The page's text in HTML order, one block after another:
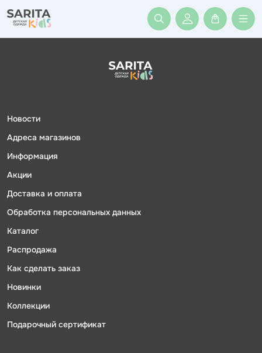
Войти или
Новости
Адреса магазинов
Информация
Акции
Доставка и оплата
Обработка персональных данных
Каталог
Распродажа
Как сделать заказ
Новинки
Коллекции
Подарочный сертификат